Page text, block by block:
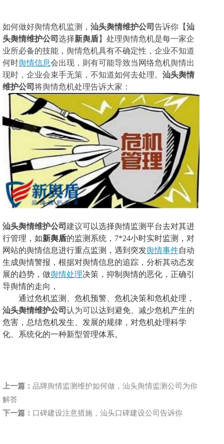
如何做好舆情危机监测， 汕头舆情维护公司 告诉你 【汕
头舆情维护公司 选择新舆盾】处理舆情危机是每一家企
业所必备的技能，舆情危机具有不确定性，企业不知道
何时舆情信息会出现，则有可能导致当网络危机舆情出
现时，企业会束手无策，不知道如何去处理。 汕头舆情
维护公司 将舆情危机处理告诉大家：
汕头舆情维护公司 建议可以选择舆情监测平台去对其进
行管理，如新舆盾的监测系统， 7*24小时实时监测，对
网站的舆情信息进行重点监测，遇到突发舆情事件自动
生成舆情警报，根据对舆情信息的追踪，分析其动态发
展的趋势，做舆情处理决策，抑制舆情的恶化，正确引
导舆情的走向，
通过危机监测、危机预警、危机决策和危机处理，
汕头舆情维护公司 认为可以达到避免、减少危机产生的
危害，总结危机发生、发展的规律，对危机处理科学
化、系统化的一种新型管理体系。
上一篇： 品牌舆情监测维护如何做，汕头舆情监测公司为你
解答
下一篇： 口碑建设注意措施，汕头口碑建设公司告诉你